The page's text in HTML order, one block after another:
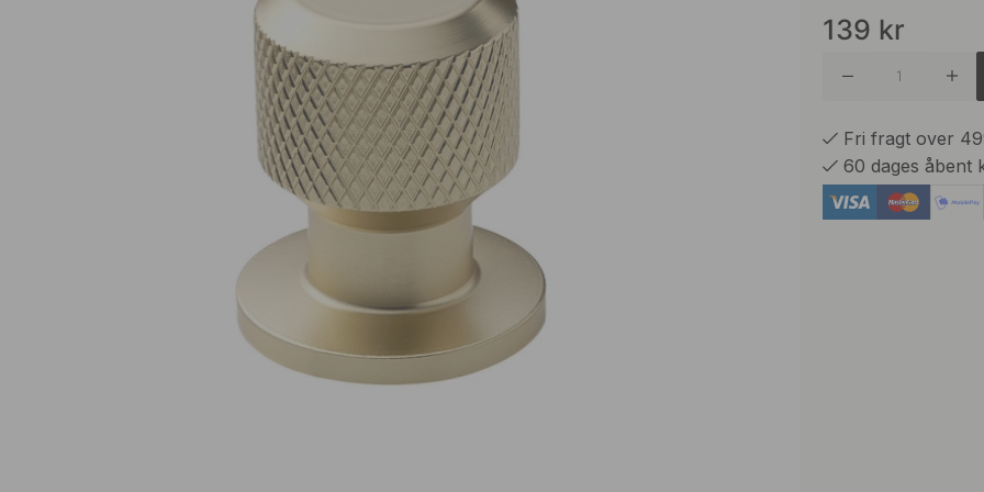
139 kr
Fri fragt over
60 dages åbent